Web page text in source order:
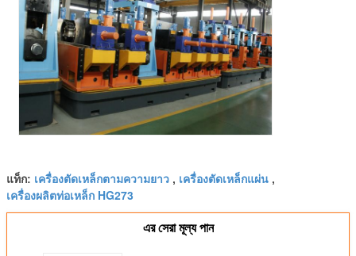
แท็ก: เครื่องตัดเหล็กตามความยาว , เครื่องตัดเหล็กแผ่น ,
เครื่องผลิตท่อเหล็ก HG273
এর সেরা মূল্য পান